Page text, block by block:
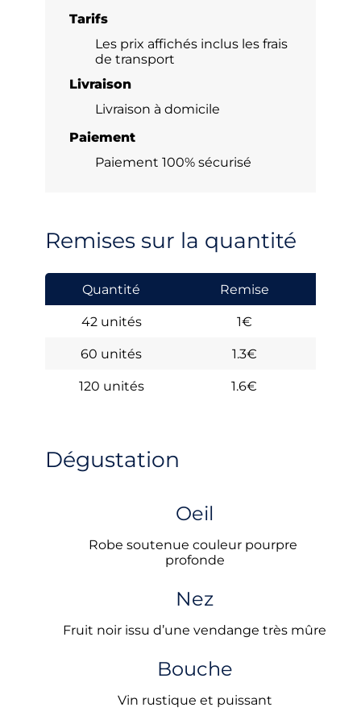
Tarifs
Les prix affichés inclus les frais
de transport
Livraison
Livraison à domicile
Paiement
Paiement 100% sécurisé
Remises sur la quantité
Quantité Remise
42 unités 1€
60 unités 1.3€
120 unités 1.6€
Dégustation
Oeil
Robe soutenue couleur pourpre
profonde
Nez
Fruit noir issu d’une vendange très mûre
Bouche
Vin rustique et puissant